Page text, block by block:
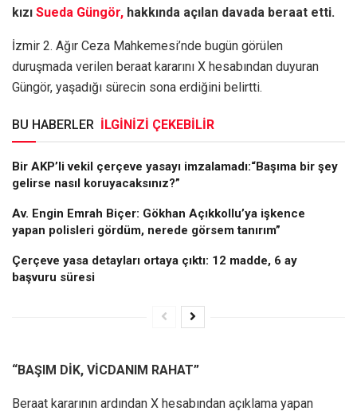
kızı Sueda Güngör, hakkında açılan davada beraat etti.
İzmir 2. Ağır Ceza Mahkemesi’nde bugün görülen
duruşmada verilen beraat kararını X hesabından duyuran
Güngör, yaşadığı sürecin sona erdiğini belirtti.
BU HABERLER İLGİNİZİ ÇEKEBİLİR
Bir AKP’li vekil çerçeve yasayı imzalamadı:“Başıma bir şey
gelirse nasıl koruyacaksınız?”
Av. Engin Emrah Biçer: Gökhan Açıkkollu’ya işkence
yapan polisleri gördüm, nerede görsem tanırım”
Çerçeve yasa detayları ortaya çıktı: 12 madde, 6 ay
başvuru süresi
“BAŞIM DİK, VİCDANIM RAHAT”
Beraat kararının ardından X hesabından açıklama yapan